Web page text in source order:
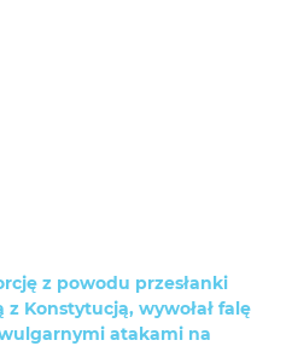
z powodu przesłanki
Konstytucją, wywołał falę
atakami na